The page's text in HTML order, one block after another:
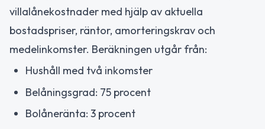
villalånekostnader med hjälp av aktuella
bostadspriser, räntor, amorteringskrav och
medelinkomster. Beräkningen utgår från:
Hushåll med två inkomster
Belåningsgrad: 75 procent
Bolåneränta: 3 procent